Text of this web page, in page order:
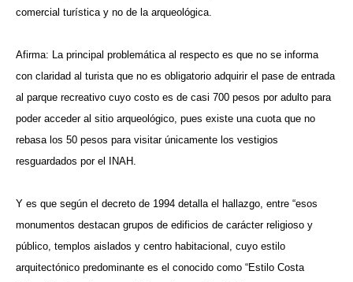
comercial turística y no de la arqueológica.
Afirma: La principal problemática al respecto es que no se informa
con claridad al turista que no es obligatorio adquirir el pase de entrada
al parque recreativo cuyo costo es de casi 700 pesos por adulto para
poder acceder al sitio arqueológico, pues existe una cuota que no
rebasa los 50 pesos para visitar únicamente los vestigios
resguardados por el INAH.
Y es que según el decreto de 1994 detalla el hallazgo, entre “esos
monumentos destacan grupos de edificios de carácter religioso y
público, templos aislados y centro habitacional, cuyo estilo
arquitectónico predominante es el conocido como “Estilo Costa